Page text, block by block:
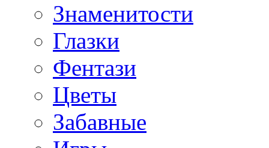
Знаменитости
Глазки
Фентази
Цветы
Забавные